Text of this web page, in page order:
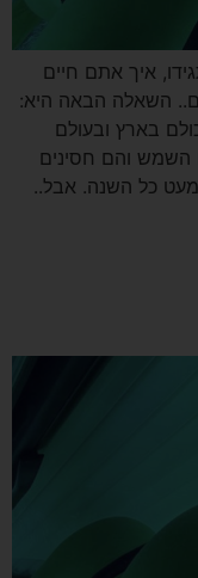
איך אתם חיים
השאלה הבאה היא:
בארץ ובעולם
השמש והם חסינים
כל השנה. אבל..